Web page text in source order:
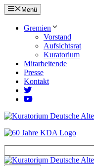
Zum
Inhalt
springen
Menü
Gremien
Vorstand
Aufsichtsrat
Kuratorium
Mitarbeitende
Presse
Kontakt